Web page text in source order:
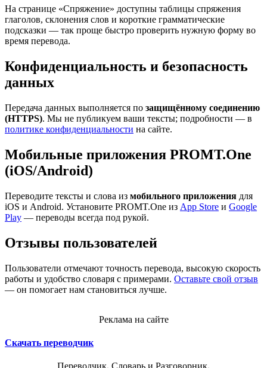
На странице «Спряжение» доступны таблицы спряжения
глаголов, склонения слов и короткие грамматические
подсказки — так проще быстро проверить нужную форму во
время перевода.
Конфиденциальность и безопасность
данных
Передача данных выполняется по защищённому соединению
(HTTPS). Мы не публикуем ваши тексты; подробности — в
политике конфиденциальности на сайте.
Мобильные приложения PROMT.One
(iOS/Android)
Переводите тексты и слова из мобильного приложения для
iOS и Android. Установите PROMT.One из App Store и Google
Play — переводы всегда под рукой.
Отзывы пользователей
Пользователи отмечают точность перевода, высокую скорость
работы и удобство словаря с примерами. Оставьте свой отзыв
— он помогает нам становиться лучше.